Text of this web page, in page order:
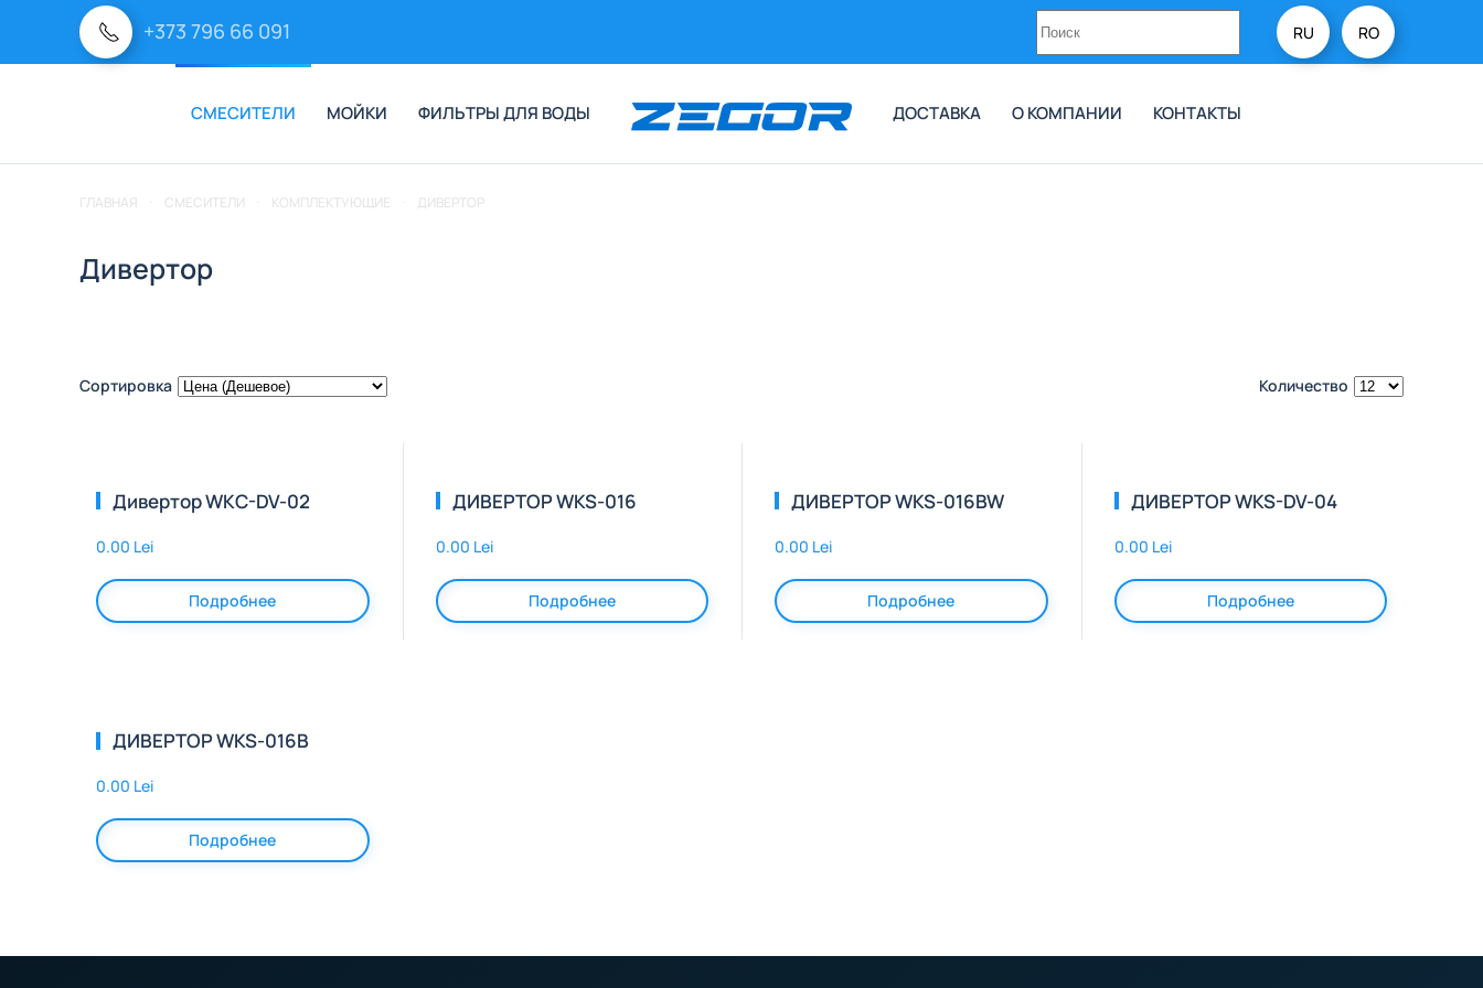
Перейти к содержимому
+373 796 66 091 RU RO
СМЕСИТЕЛИ МОЙКИ ФИЛЬТРЫ ДЛЯ ВОДЫ ДОСТАВКА О КОМПАНИИ КОНТАКТЫ
ГЛАВНАЯ СМЕСИТЕЛИ КОМПЛЕКТУЮЩИЕ ДИВЕРТОР
Дивертор
Сортировка Количество
Дивертор WKC-DV-02
0.00 Lei
Подробнее
ДИВЕРТОР WKS-016
0.00 Lei
Подробнее
ДИВЕРТОР WKS-016BW
0.00 Lei
Подробнее
ДИВЕРТОР WKS-DV-04
0.00 Lei
Подробнее
ДИВЕРТОР WKS-016B
0.00 Lei
Подробнее